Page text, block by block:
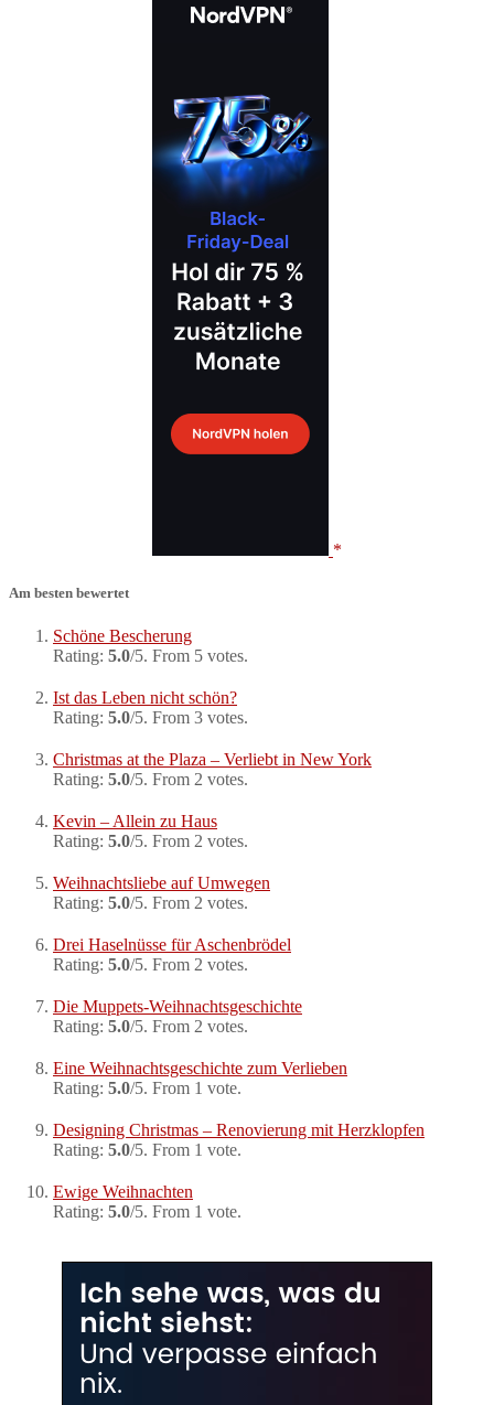
Am besten bewertet
Schöne Bescherung
Rating: 5.0/5. From 5 votes.
Ist das Leben nicht schön?
Rating: 5.0/5. From 3 votes.
Christmas at the Plaza – Verliebt in New York
Rating: 5.0/5. From 2 votes.
Kevin – Allein zu Haus
Rating: 5.0/5. From 2 votes.
Weihnachtsliebe auf Umwegen
Rating: 5.0/5. From 2 votes.
Drei Haselnüsse für Aschenbrödel
Rating: 5.0/5. From 2 votes.
Die Muppets-Weihnachtsgeschichte
Rating: 5.0/5. From 2 votes.
Eine Weihnachtsgeschichte zum Verlieben
Rating: 5.0/5. From 1 vote.
Designing Christmas – Renovierung mit Herzklopfen
Rating: 5.0/5. From 1 vote.
Ewige Weihnachten
Rating: 5.0/5. From 1 vote.